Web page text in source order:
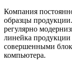
Компания
образцы
регулярно
линейка
совершенными
компьютера.